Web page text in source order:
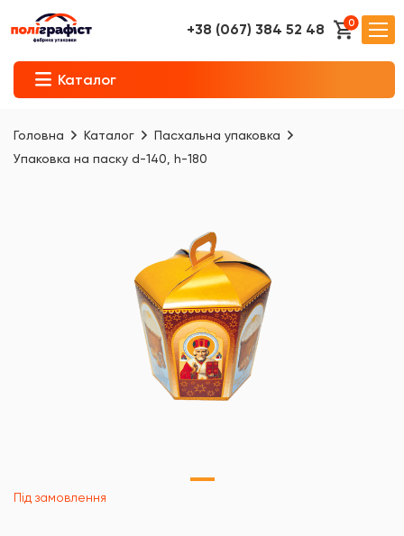
Каталог
+38 (067) 384 52 48 0
Головна Каталог
Пасхальна упаковка
Упаковка на паску d-140, h-180
Під замовлення